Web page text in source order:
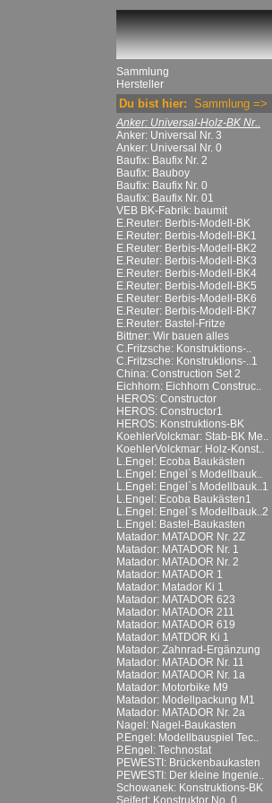
Sammlung
Hersteller
Du bist hier: Sammlung =>
Anker: Universal-Holz-BK Nr..
Anker: Universal Nr. 3
Anker: Universal Nr. 0
Baufix: Baufix Nr. 2
Baufix: Bauboy
Baufix: Baufix Nr. 0
Baufix: Baufix Nr. 01
VEB BK-Fabrik: baumit
E.Reuter: Berbis-Modell-BK
E.Reuter: Berbis-Modell-BK1
E.Reuter: Berbis-Modell-BK2
E.Reuter: Berbis-Modell-BK3
E.Reuter: Berbis-Modell-BK4
E.Reuter: Berbis-Modell-BK5
E.Reuter: Berbis-Modell-BK6
E.Reuter: Berbis-Modell-BK7
E.Reuter: Bastel-Fritze
Bittner: Wir bauen alles
C.Fritzsche: Konstruktions-..
C.Fritzsche: Konstruktions-..1
China: Construction Set 2
Eichhorn: Eichhorn Construc..
HEROS: Constructor
HEROS: Constructor1
HEROS: Konstruktions-BK
KoehlerVolckmar: Stab-BK Me..
KoehlerVolckmar: Holz-Konst..
L.Engel: Ecoba Baukästen
L.Engel: Engel`s Modellbauk..
L.Engel: Engel`s Modellbauk..1
L.Engel: Ecoba Baukästen1
L.Engel: Engel`s Modellbauk..2
L.Engel: Bastel-Baukasten
Matador: MATADOR Nr. 2Z
Matador: MATADOR Nr. 1
Matador: MATADOR Nr. 2
Matador: MATADOR 1
Matador: Matador Ki 1
Matador: MATADOR 623
Matador: MATADOR 211
Matador: MATADOR 619
Matador: MATDOR Ki 1
Matador: Zahnrad-Ergänzung
Matador: MATADOR Nr. 11
Matador: MATADOR Nr. 1a
Matador: Motorbike M9
Matador: Modellpackung M1
Matador: MATADOR Nr. 2a
Nagel: Nagel-Baukasten
P.Engel: Modellbauspiel Tec..
P.Engel: Technostat
PEWESTI: Brückenbaukasten
PEWESTI: Der kleine Ingenie..
Schowanek: Konstruktions-BK
Seifert: Konstruktor No. 0